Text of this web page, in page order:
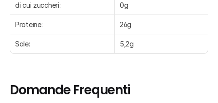
di cui zuccheri: 0g
Proteine: 26g
Sale: 5,2g
Domande Frequenti